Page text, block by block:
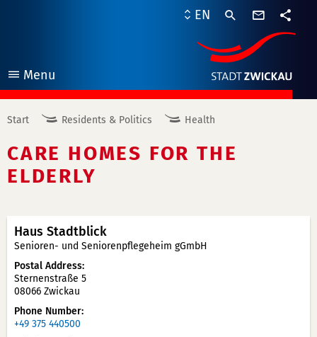
Menu
open
EN
contact
share
Start Residents & Politics Health
CARE HOMES FOR THE
ELDERLY
Haus Stadtblick
Senioren- und Seniorenpflegeheim gGmbH
Postal Address
Sternenstraße 5
08066 Zwickau
Phone Number
+49 375 440500